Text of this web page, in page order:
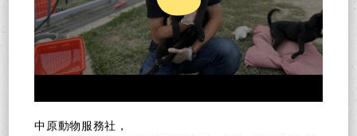
中原動物服務社，